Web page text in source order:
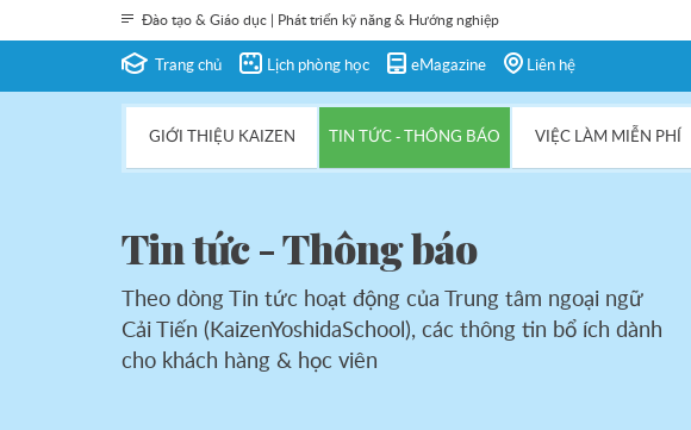
Đào tạo & Giáo dục | Phát triển kỹ năng & Hướng nghiệp
Trang chủ Lịch phòng học eMagazine Liên hệ
Tin tức - Thông báo
Theo dòng Tin tức hoạt động của Trung tâm ngoại ngữ
Cải Tiến (KaizenYoshidaSchool), các thông tin bổ ích dành
cho khách hàng & học viên
GIỚI THIỆU KAIZEN TIN TỨC - THÔNG BÁO VIỆC LÀM MIỄN PHÍ